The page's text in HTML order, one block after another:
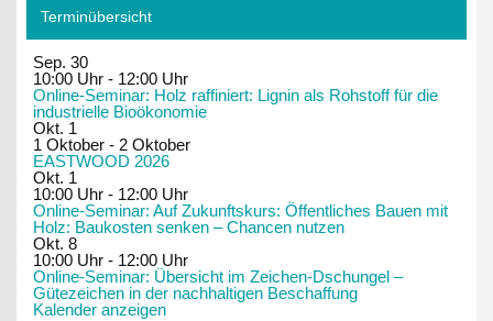
Terminübersicht
Sep.30
10:00 Uhr - 12:00 Uhr
Online-Seminar: Holz raffiniert: Lignin als Rohstoff für die
industrielle Bioökonomie
Okt. 1
1 Oktober - 2 Oktober
EASTWOOD 2026
Okt. 1
10:00 Uhr - 12:00 Uhr
Online-Seminar: Auf Zukunftskurs: Öffentliches Bauen mit
Holz: Baukosten senken – Chancen nutzen
Okt.8
10:00 Uhr - 12:00 Uhr
Online-Seminar: Übersicht im Zeichen-Dschungel –
Gütezeichen in der nachhaltigen Beschaffung
Kalender anzeigen